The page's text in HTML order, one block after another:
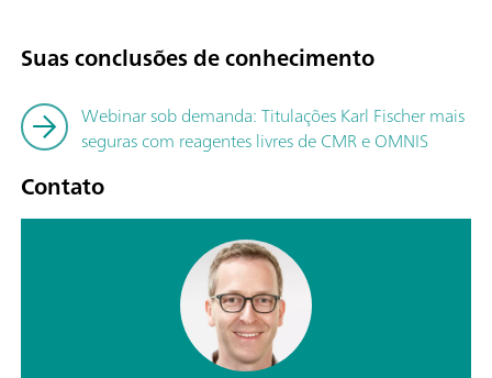
Suas conclusões de conhecimento
Webinar sob demanda: Titulações Karl Fischer mais
seguras com reagentes livres de CMR e OMNIS
Contato